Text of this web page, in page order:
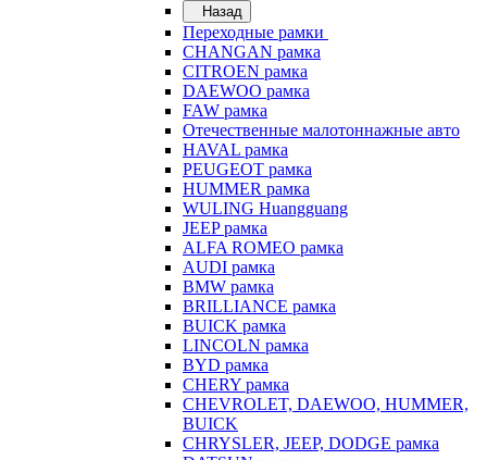
Назад
Переходные рамки
CHANGAN рамка
CITROEN рамка
DAEWOO рамка
FAW рамка
Отечественные малотоннажные авто
HAVAL рамка
PEUGEOT рамка
HUMMER рамка
WULING Huangguang
JEEP рамка
ALFA ROMEO рамка
AUDI рамка
BMW рамка
BRILLIANCE рамка
BUICK рамка
LINCOLN рамка
BYD рамка
CHERY рамка
CHEVROLET, DAEWOO, HUMMER,
BUICK
CHRYSLER, JEEP, DODGE рамка